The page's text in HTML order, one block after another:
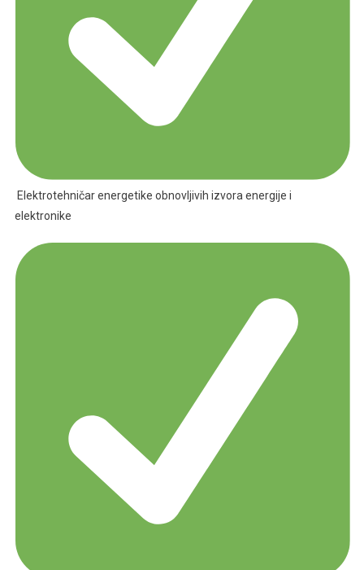
Elektrotehničar energetike obnovljivih izvora energije i
elektronike